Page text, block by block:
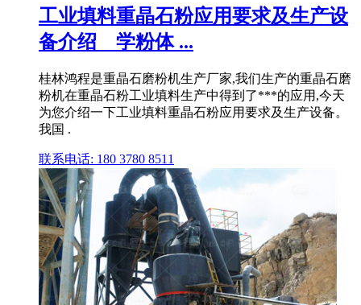
工业填料重晶石粉应用要求及生产设
备介绍 _ 学粉体 ...
桂林鸿程是重晶石磨粉机生产厂家,我们生产的重晶石磨
粉机在重晶石粉工业填料生产中得到了***的应用,今天
为您介绍一下工业填料重晶石粉应用要求及生产设备。
我国 .
联系电话: 180 3780 8511